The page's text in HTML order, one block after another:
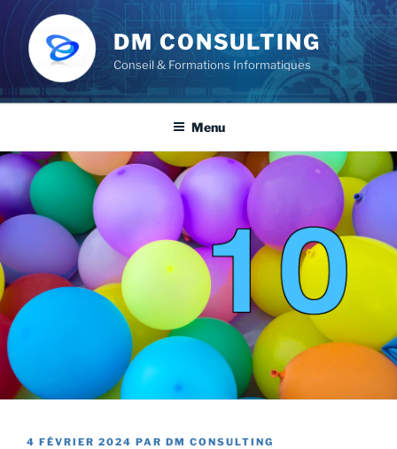
DM CONSULTING
Conseil & Formations Informatiques
Menu
4 FÉVRIER 2024 PAR DM CONSULTING